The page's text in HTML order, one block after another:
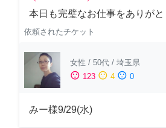
本日も完璧なお仕事をありがと
依頼されたチケット
女性 / 50代 / 埼玉県
sentiment_satisfied 123 sentiment_neutral 4 sentiment_dissatisfied 0
みー様9/29(水)